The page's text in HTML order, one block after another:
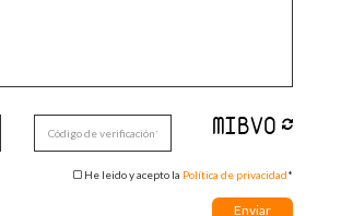
He leido y acepto la Política de privacidad*